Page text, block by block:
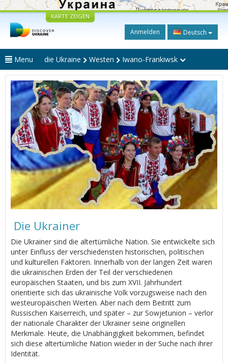
KARTE ZEIGEN
Anmelden Deutsch
Menu die Ukraine Westen Iwano-Frankiwsk
Die Ukrainer
Die Ukrainer sind die altertümliche Nation. Sie entwickelte sich
unter Einfluss der verschiedensten historischen, politischen
und kulturellen Faktoren. Innerhalb von der langen Zeit waren
die ukrainischen Erden der Teil der verschiedenen
europäischen Staaten, und bis zum XVII. Jahrhundert
orientierte sich das ukrainische Volk vorzugsweise nach den
westeuropäischen Werten. Aber nach dem Beitritt zum
Russischen Kaiserreich, und später – zur Sowjetunion – verlor
der nationale Charakter der Ukrainer seine originellen
Merkmale. Heute, die Unabhängigkeit bekommen, befindet
sich diese altertümliche Nation wieder in der Suche nach ihrer
Identität.